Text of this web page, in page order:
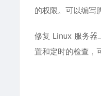
的权限。可以编写
修复 Linux 服务器
置和定时的检查，